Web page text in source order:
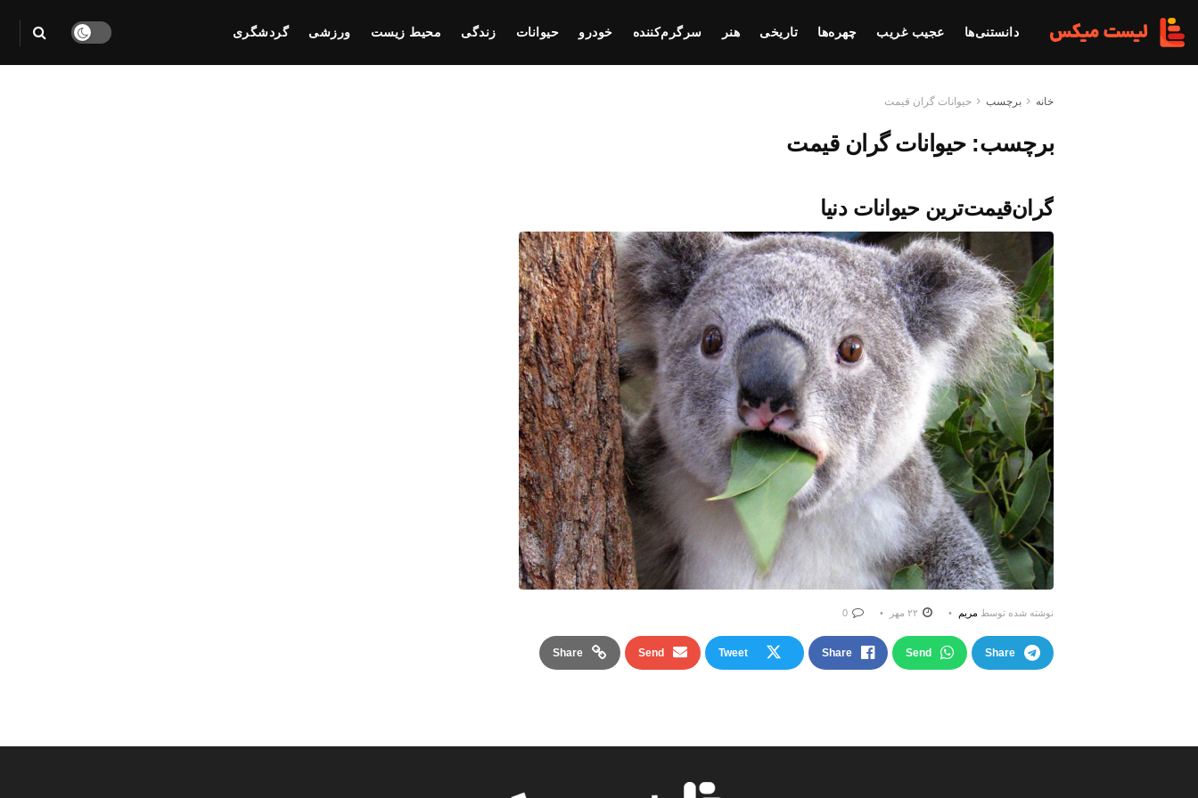
دانستنی‌ها عجیب غریب چهره‌ها تاریخی هنر سرگرم‌کننده خودرو حیوانات زندگی محیط زیست ورزشی گردشگری
خانه برچسب حیوانات گران قیمت
برچسب:حیوانات گران قیمت
گران‌قیمت‌ترین حیوانات دنیا
نوشته شده توسط مریم
Share
Send
Share
Tweet
Send
Share